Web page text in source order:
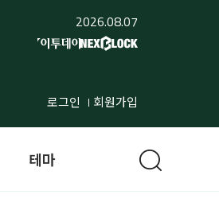
2026.08.07
로그인 회원가입
테마